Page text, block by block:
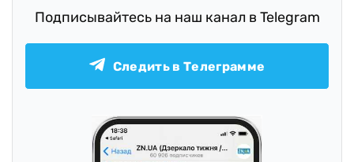
Подписывайтесь на наш канал в Telegram
Следить в Телеграмме